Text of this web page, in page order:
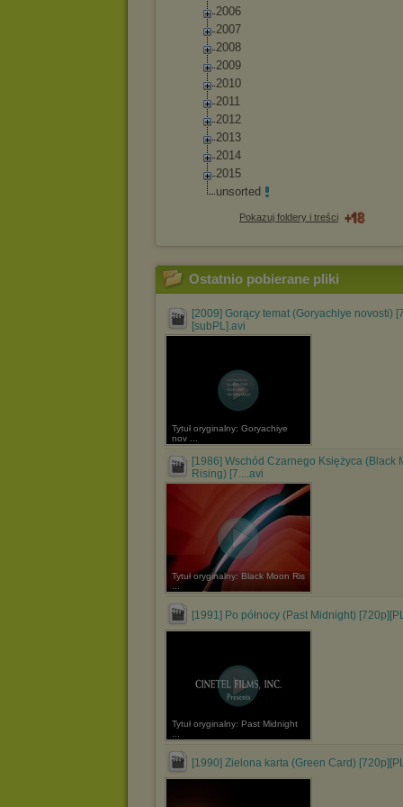
2006
2007
2008
2009
2010
2011
2012
2013
2014
2015
unsorted
Pokazuj foldery i treści
Ostatnio pobierane pliki
[2009] Gorący temat (Goryachiye novosti)
[subPL].avi
Tytuł oryginalny: Goryachiye
nov ...
[1986] Wschód Czarnego Księżyca (Black
Rising) [7....avi
Tytuł oryginalny: Black Moon Ris
...
[1991] Po północy (Past Midnight)
Tytuł oryginalny: Past Midnight
[1990] Zielona karta (Green Card)